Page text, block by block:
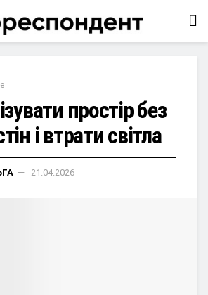
простір без
і втрати світла
21.04.2026